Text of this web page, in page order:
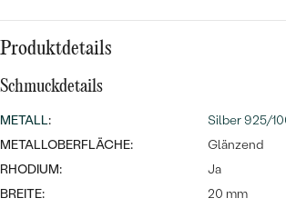
NACH DER FORM
DIAMANTEN
Ohrrinnge
Halsketten
Ringe
ANSEHEN
Produktdetails
Schmuckdetails
METALL:
Silber 925/
METALLOBERFLÄCHE:
Glänzend
RHODIUM:
Ja
BREITE:
20 mm